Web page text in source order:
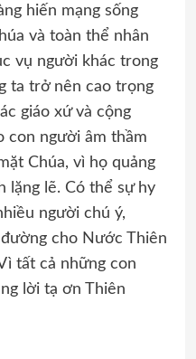
hiến mạng sống
và toàn thể nhân
vụ người khác trong
ta trở nên cao trọng
giáo xứ và cộng
con người âm thầm
Chúa, vì họ quảng
lặng lẽ. Có thể sự hy
người chú ý,
cho Nước Thiên
tất cả những con
lời tạ ơn Thiên